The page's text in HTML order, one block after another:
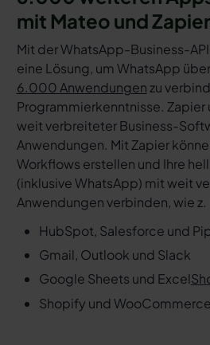
mit Mateo und Zapier
Mit der WhatsApp-Business-
eine Lösung, um WhatsApp
6.000 Anwendungenzu
Programmierkenntnisse. Zapier
weit verbreiteter Business-
Anwendungen. Mit Zapier
Workflows erstellen und Ihre
(inklusive WhatsApp) mit weit
Anwendungen verbinden, wie z.
HubSpot, Salesforce und
Gmail, Outlook und Slack
Google Sheets und Excel
Shopify und WooCommerce